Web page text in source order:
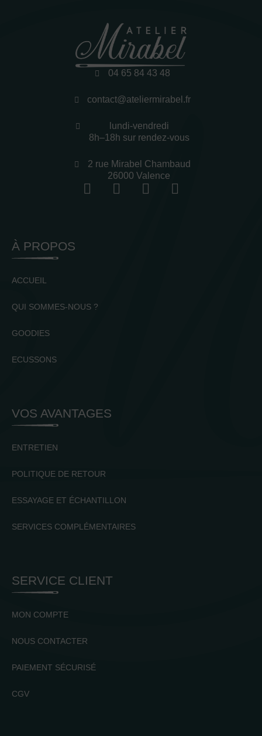
04 65 84 43 48
contact@ateliermirabel.fr
lundi-vendredi
8h–18h sur rendez-vous
2 rue Mirabel Chambaud
26000 Valence
À PROPOS
ACCUEIL
QUI SOMMES-NOUS ?
GOODIES
ECUSSONS
VOS AVANTAGES
ENTRETIEN
POLITIQUE DE RETOUR
ESSAYAGE ET ÉCHANTILLON
SERVICES COMPLÉMENTAIRES
SERVICE CLIENT
MON COMPTE
NOUS CONTACTER
PAIEMENT SÉCURISÉ
CGV